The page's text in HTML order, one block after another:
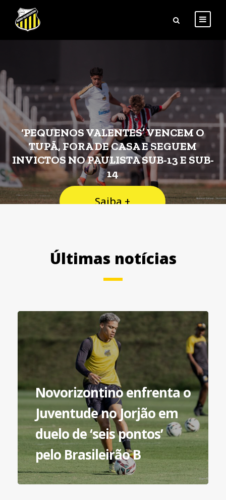
‘PEQUENOS VALENTES’ VENCEM O
TUPÃ, FORA DE CASA E SEGUEM
INVICTOS NO PAULISTA SUB-13 E SUB-
14
Saiba +
Últimas notícias
Novorizontino enfrenta o
Juventude no Jorjão em
duelo de ‘seis pontos’
pelo Brasileirão B